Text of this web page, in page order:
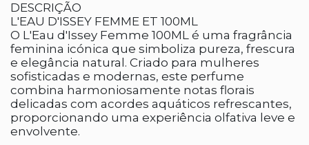
DESCRIÇÃO
L'EAU D'ISSEY FEMME ET 100ML
O L'Eau d'Issey Femme 100ML é uma fragrância
feminina icónica que simboliza pureza, frescura
e elegância natural. Criado para mulheres
sofisticadas e modernas, este perfume
combina harmoniosamente notas florais
delicadas com acordes aquáticos refrescantes,
proporcionando uma experiência olfativa leve e
envolvente.